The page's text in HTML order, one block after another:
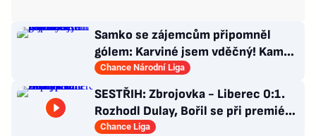
Samko se zájemcům připomněl
gólem: Karviné jsem vděčný! Kam
může odejít Štorman?
Chance Národní Liga
SESTŘIH: Zbrojovka - Liberec 0:1.
Rozhodl Dulay, Bořil se při premiéře
za Slovan zranil
Chance Liga